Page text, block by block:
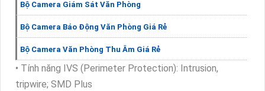
Bộ Camera Giám Sát Văn Phòng
Bộ Camera Báo Động Văn Phòng Giá Rẻ
Bộ Camera Văn Phòng Thu Âm Giá Rẻ
• Tính năng IVS (Perimeter Protection): Intrusion,
tripwire; SMD Plus